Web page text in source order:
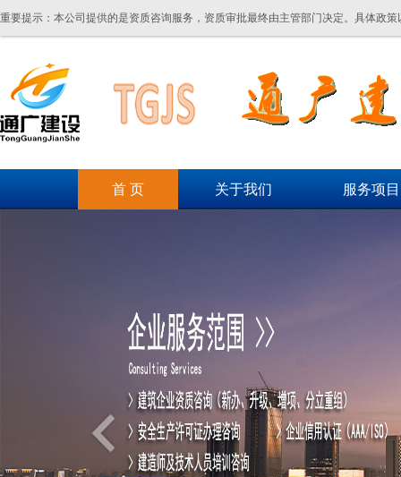
重要提示：本公司提供的是资质咨询服务，资质审批最终由主管部门决定。具体政
首 页 关于我们 服务项目